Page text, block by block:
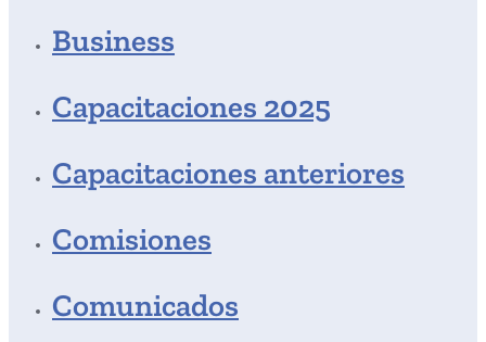
Business
Capacitaciones 2025
Capacitaciones anteriores
Comisiones
Comunicados